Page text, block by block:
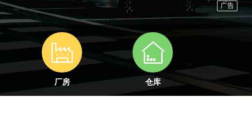
户138***8598 经纪人 账户
刚刚
户132***3286提交了委托找房
用户131***3255开通了业主/开发商账户
刚刚
131***6332 开通了 经纪人
刚刚
户131***2564 开通了经纪人
刚刚
户189***4258开通了经纪人 账户
刚刚
户156***7665 开通了经纪人
厂房 仓库